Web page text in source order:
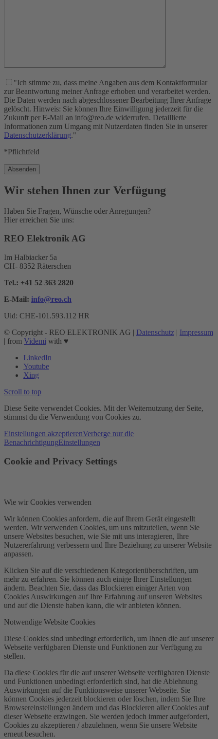
"Ich stimme zu, dass meine Angaben aus dem Kontaktformular
zur Beantwortung meiner Anfrage erhoben und verarbeitet werden.
Die Daten werden nach abgeschlossener Bearbeitung Ihrer Anfrage
gelöscht. Hinweis: Sie können Ihre Einwilligung jederzeit für die
Zukunft per E-Mail an info@reo.de widerrufen. Detaillierte
Informationen zum Umgang mit Nutzerdaten finden Sie in unserer
Datenschutzerklärung."
*Pflichtfeld
Wir stehen Ihnen zur Verfügung
Haben Sie Fragen, Wünsche oder Anregungen?
Hier erreichen Sie uns:
REO Elektronik AG
Im Halbiacker 5a
CH- 8352 Räterschen
Tel.: +41 52 363 2820
E-Mail: info@reo.ch
Uid: CHE-101.593.112 HR
© Copyright - REO ELEKTRONIK AG | Datenschutz | Impressum
| from Videmi with ♥︎
LinkedIn
Youtube
Xing
Scroll to top
Diese Seite verwendet Cookies. Mit der Weiternutzung der Seite,
stimmst du die Verwendung von Cookies zu.
Einstellungen akzeptierenVerberge nur die
BenachrichtigungEinstellungen
Cookie and Privacy Settings
Wie wir Cookies verwenden
Wir können Cookies anfordern, die auf Ihrem Gerät eingestellt
werden. Wir verwenden Cookies, um uns mitzuteilen, wenn Sie
unsere Websites besuchen, wie Sie mit uns interagieren, Ihre
Nutzererfahrung verbessern und Ihre Beziehung zu unserer Website
anpassen.
Klicken Sie auf die verschiedenen Kategorienüberschriften, um
mehr zu erfahren. Sie können auch einige Ihrer Einstellungen
ändern. Beachten Sie, dass das Blockieren einiger Arten von
Cookies Auswirkungen auf Ihre Erfahrung auf unseren Websites
und auf die Dienste haben kann, die wir anbieten können.
Notwendige Website Cookies
Diese Cookies sind unbedingt erforderlich, um Ihnen die auf unserer
Webseite verfügbaren Dienste und Funktionen zur Verfügung zu
stellen.
Da diese Cookies für die auf unserer Webseite verfügbaren Dienste
und Funktionen unbedingt erforderlich sind, hat die Ablehnung
Auswirkungen auf die Funktionsweise unserer Webseite. Sie
können Cookies jederzeit blockieren oder löschen, indem Sie Ihre
Browsereinstellungen ändern und das Blockieren aller Cookies auf
dieser Webseite erzwingen. Sie werden jedoch immer aufgefordert,
Cookies zu akzeptieren / abzulehnen, wenn Sie unsere Website
erneut besuchen.